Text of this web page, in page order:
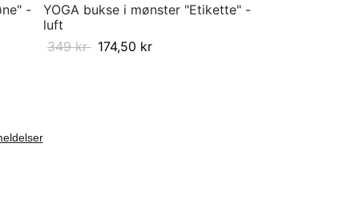
-
YOGA bukse i mønster "Etikette" -
luft
349kr 174,50 kr